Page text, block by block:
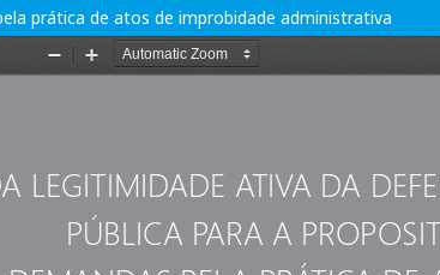
prática de atos de improbidade administrativa